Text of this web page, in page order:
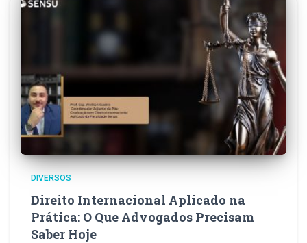
DIVERSOS
Direito Internacional Aplicado na
Prática: O Que Advogados Precisam
Saber Hoje